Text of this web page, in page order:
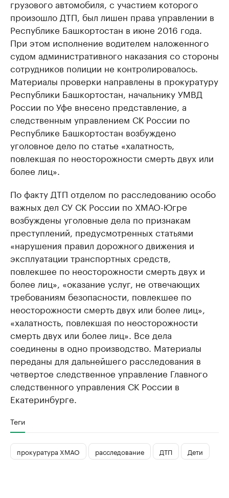
грузового автомобиля, с участием которого
произошло ДТП, был лишен права управлении в
Республике Башкортостан в июне 2016 года.
При этом исполнение водителем наложенного
судом административного наказания со стороны
сотрудников полиции не контролировалось.
Материалы проверки направлены в прокуратуру
Республики Башкортостан, начальнику УМВД
России по Уфе внесено представление, а
следственным управлением СК России по
Республике Башкортостан возбуждено
уголовное дело по статье «халатность,
повлекшая по неосторожности смерть двух или
более лиц».
По факту ДТП отделом по расследованию особо
важных дел СУ СК России по ХМАО-Югре
возбуждены уголовные дела по признакам
преступлений, предусмотренных статьями
«нарушения правил дорожного движения и
эксплуатации транспортных средств,
повлекшее по неосторожности смерть двух и
более лиц», «оказание услуг, не отвечающих
требованиям безопасности, повлекшее по
неосторожности смерть двух или более лиц»,
«халатность, повлекшая по неосторожности
смерть двух или более лиц». Все дела
соединены в одно производство. Материалы
переданы для дальнейшего расследования в
четвертое следственное управление Главного
следственного управления СК России в
Екатеринбурге.
Теги
прокуратура ХМАО расследование ДТП Дети